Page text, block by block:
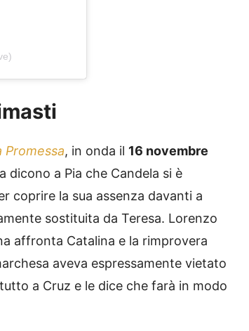
Promessa, in onda il 16 novembre
dicono a Pia che Candela si è
coprire la sua assenza davanti a
sostituita da Teresa. Lorenzo
affronta Catalina e la rimprovera
aveva espressamente vietato
a Cruz e le dice che farà in modo